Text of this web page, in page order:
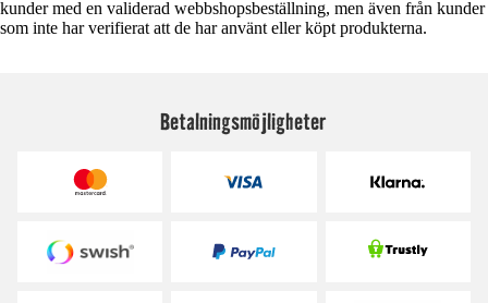
kunder med en validerad webbshopsbeställning, men även från kunder
som inte har verifierat att de har använt eller köpt produkterna.
Betalningsmöjligheter